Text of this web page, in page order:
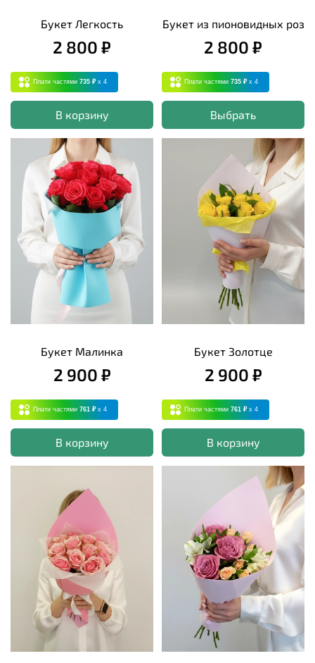
Букет Легкость
2 800 ₽
Плати частями 735 ₽ x 4
В корзину
Букет из пионовидных роз
2 800 ₽
Плати частями 735 ₽ x 4
Выбрать
Букет Малинка
2 900 ₽
Плати частями 761 ₽ x 4
В корзину
Букет Золотце
2 900 ₽
Плати частями 761 ₽ x 4
В корзину